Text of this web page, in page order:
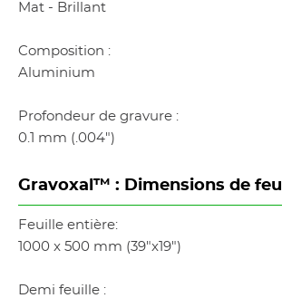
Mat - Brillant
Composition :
Aluminium
Profondeur de gravure :
0.1 mm (.004")
Gravoxal™ : Dimensions de
Feuille entière:
1000 x 500 mm (39"x19")
Demi feuille :